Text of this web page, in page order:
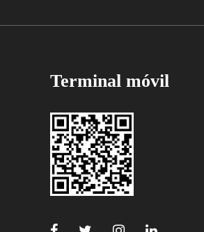
Terminal móvil